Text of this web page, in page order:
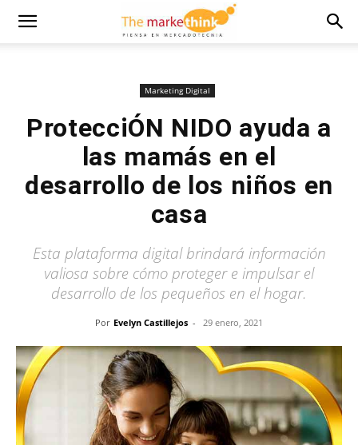
Marketing Digital
ProtecciÓN NIDO ayuda a
las mamás en el
desarrollo de los niños en
casa
Esta plataforma digital brindará información
valiosa sobre cómo proteger e impulsar el
desarrollo de los pequeños en el hogar.
Por Evelyn Castillejos - 29 enero, 2021